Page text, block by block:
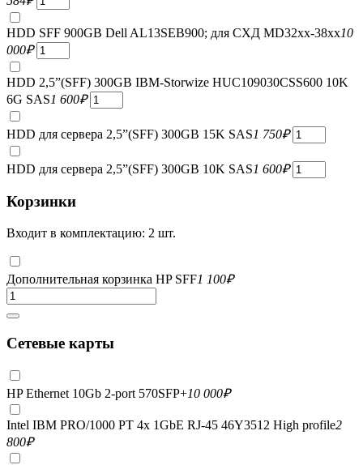
HDD SFF 900GB Dell AL13SEB900; для СХД MD32xx-38xx10
000₽
HDD 2,5”(SFF) 300GB IBM-Storwize HUC109030CSS600 10K
6G SAS1 600₽
HDD для сервера 2,5”(SFF) 300GB 15K SAS1 750₽
HDD для сервера 2,5”(SFF) 300GB 10K SAS1 600₽
Корзинки
Входит в комплектацию: 2 шт.
Дополнительная корзинка HP SFF1 100₽
Сетевые карты
HP Ethernet 10Gb 2-port 570SFP+10 000₽
Intel IBM PRO/1000 PT 4x 1GbE RJ-45 46Y3512 High profile2
800₽